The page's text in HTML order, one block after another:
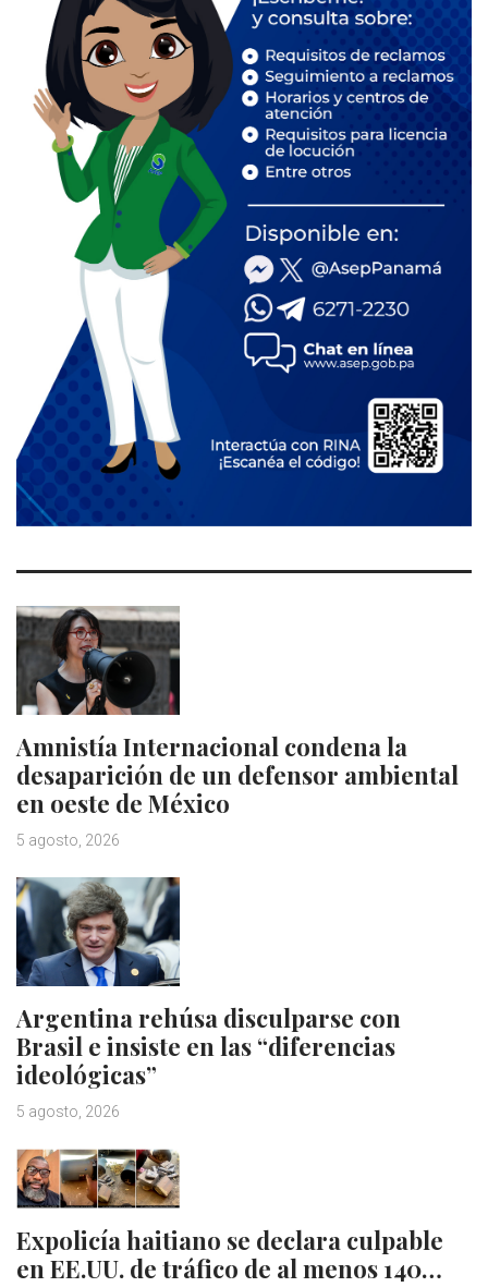
Amnistía Internacional condena la
desaparición de un defensor ambiental
en oeste de México
5 agosto, 2026
Argentina rehúsa disculparse con
Brasil e insiste en las “diferencias
ideológicas”
5 agosto, 2026
Expolicía haitiano se declara culpable
en EE.UU. de tráfico de al menos 140…